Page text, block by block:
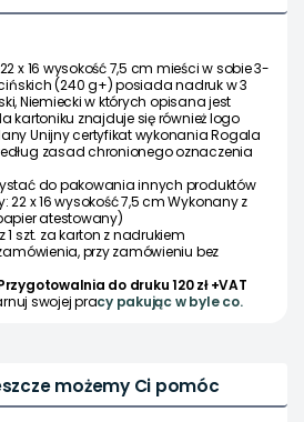
x 16 wysokość 7,5 cm mieści w sobie 3-
(240 g+) posiada nadruk w 3
Niemiecki w których opisana jest
kartoniku znajduje się również logo
Unijny certyfikat wykonania Rogala
zasad chronionego oznaczenia
do pakowania innych produktów
22 x 16 wysokość 7,5 cmWykonany z
atestowany)
1 szt. za karton z nadrukiem
przy zamówieniu bez
do druku 120 zł +VAT
swojej pracy pakując w byle co.
możemy Ci pomóc